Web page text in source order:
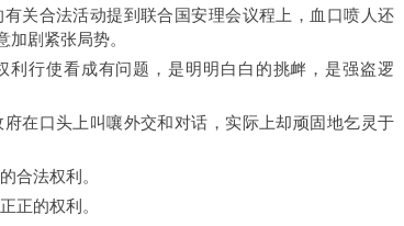
关合法活动提到联合国安理会议程上，血口喷人还
加剧紧张局势。
利行使看成有问题，是明明白白的挑衅，是强盗逻
在口头上叫嚷外交和对话，实际上却顽固地乞灵于
合法权利。
正的权利。